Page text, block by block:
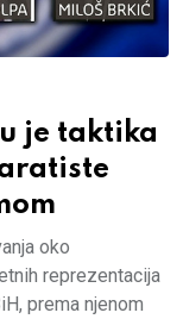
je taktika
oko
reprezentacija
prema njenom